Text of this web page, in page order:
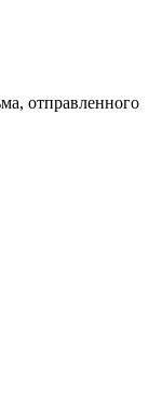
отправленного